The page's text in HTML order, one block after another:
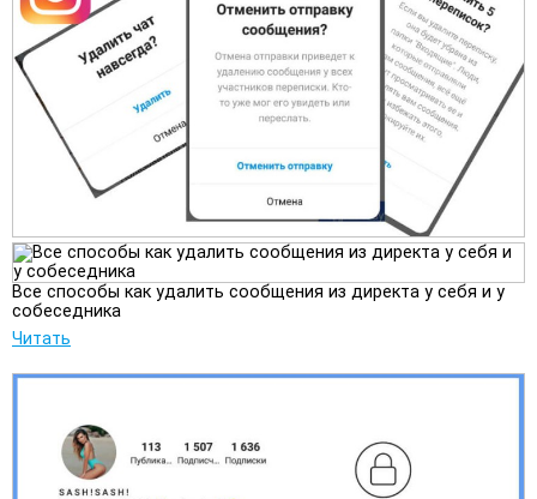
Все способы как удалить сообщения из директа у себя и у
собеседника
Читать